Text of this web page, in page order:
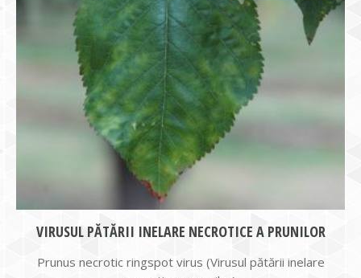
VIRUSUL PĂTĂRII INELARE NECROTICE A PRUNILOR
Prunus necrotic ringspot virus (Virusul pătării inelare